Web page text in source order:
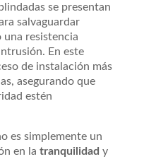
se presentan
salvaguardar
una resistencia
En este
de instalación más
asegurando que
estén
es simplemente un
en latranquilidad y